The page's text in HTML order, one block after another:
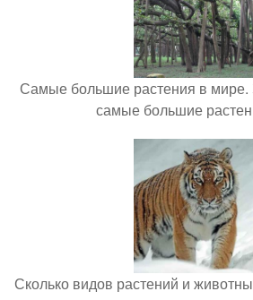
Самые большие растения в мире.
самые большие
Сколько видов растений и